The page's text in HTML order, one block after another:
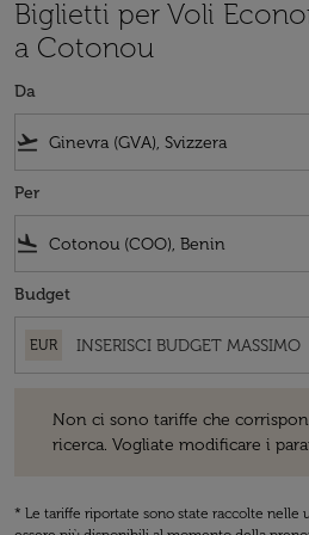
Biglietti per Voli
a Cotonou
Da
flight_takeoff
Per
flight_land
Budget
EUR
Non ci sono tariffe che
ricerca. Vogliate modificare i
* Le tariffe riportate sono state raccolte